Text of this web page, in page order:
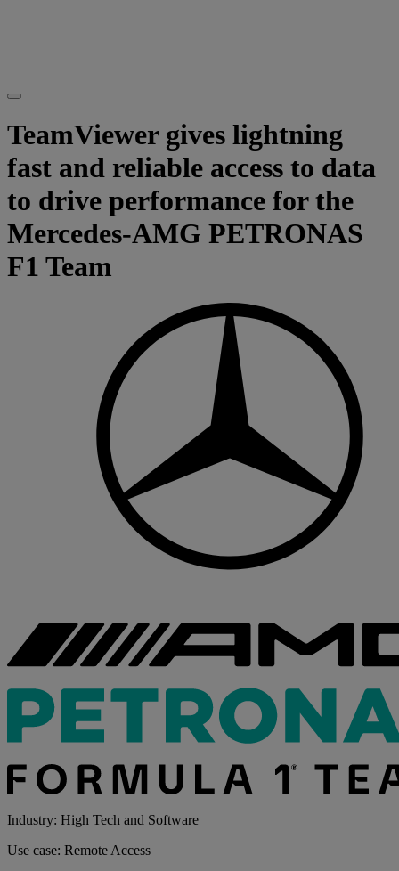
TeamViewer gives lightning
fast and reliable access to data
to drive performance for the
Mercedes-AMG PETRONAS
F1 Team
Industry: High Tech and Software
Use case: Remote Access